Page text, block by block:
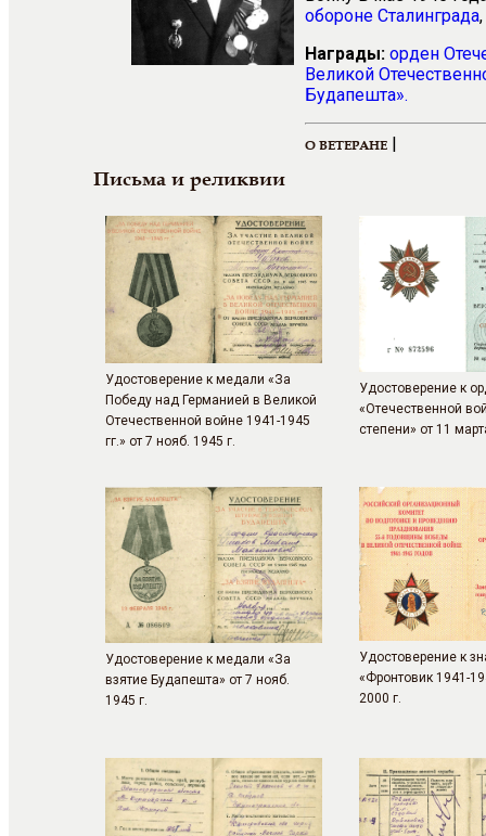
обороне Сталинграда
Награды: орден
Великой
Будапешта».
О ВЕТЕРАНЕ |
Письма и реликвии
Удостоверение к медали «За
Победу над Германией в Великой
Отечественной войне 1941-1945
гг.» от 7 нояб. 1945 г.
Удостоверение к
«Отечественной
степени» от 11
Удостоверение к медали «За
взятие Будапешта» от 7 нояб.
1945 г.
Удостоверение к
«Фронтовик 1941-
2000 г.